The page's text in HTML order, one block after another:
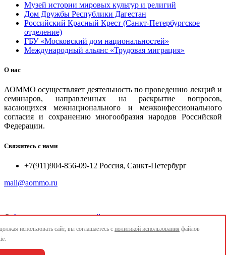
Музей истории мировых культур и религий
Дом Дружбы Республики Дагестан
Российский Красный Крест (Санкт-Петербургское
отделение)
ГБУ «Московский дом национальностей»
Международный альянс «Трудовая миграция»
О нас
АОММО осуществляет деятельность по проведению лекций и
семинаров, направленных на раскрытие вопросов,
касающихся межнационального и межконфессионального
согласия и сохранению многообразия народов Российской
Федерации.
Свяжитесь с нами
+7(911)904-856-09-12 Россия, Санкт-Петербург
mail@aommo.ru
© Ассоциация организаций по реализации национальных
проектов и достижению национальных целей развития
mail@aommo.ru
использовать сайт, вы соглашаетесь с политикой использования файлов